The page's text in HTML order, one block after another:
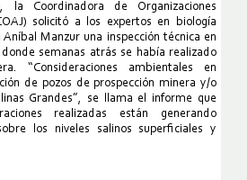
la Coordinadora de Organizaciones
solicitó a los expertos en biología
Manzur una inspección técnica en
semanas atrás se había realizado
“Consideraciones ambientales en
de pozos de prospección minera y/o
Grandes”, se llama el informe que
realizadas están generando
los niveles salinos superficiales y